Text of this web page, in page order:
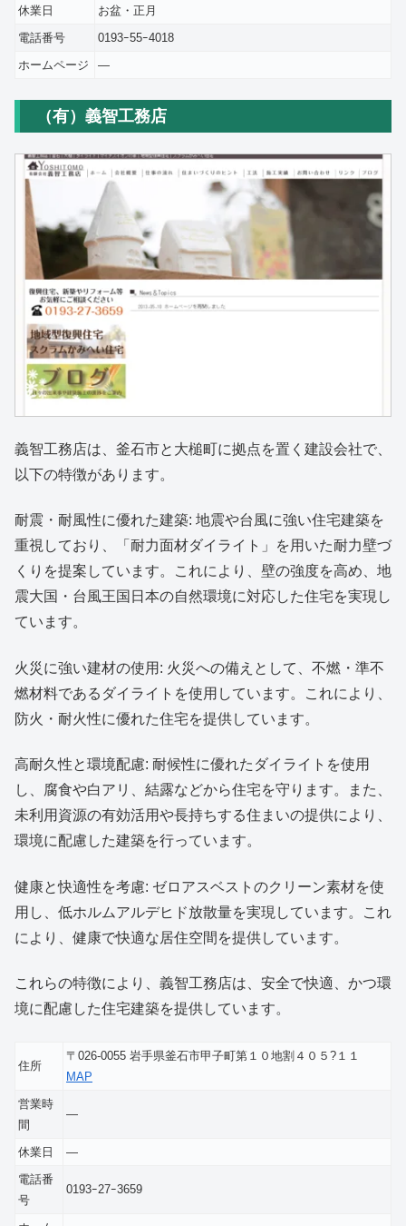
休業日
お盆・正月
電話番号
0193ｰ55ｰ4018
ホームページ
―
（有）義智工務店
義智工務店は、釜石市と大槌町に拠点を置く建設会社で、
以下の特徴があります。
耐震・耐風性に優れた建築: 地震や台風に強い住宅建築を
重視しており、「耐力面材ダイライト」を用いた耐力壁づ
くりを提案しています。これにより、壁の強度を高め、地
震大国・台風王国日本の自然環境に対応した住宅を実現し
ています。
火災に強い建材の使用: 火災への備えとして、不燃・準不
燃材料であるダイライトを使用しています。これにより、
防火・耐火性に優れた住宅を提供しています。
高耐久性と環境配慮: 耐候性に優れたダイライトを使用
し、腐食や白アリ、結露などから住宅を守ります。また、
未利用資源の有効活用や長持ちする住まいの提供により、
環境に配慮した建築を行っています。
健康と快適性を考慮: ゼロアスベストのクリーン素材を使
用し、低ホルムアルデヒド放散量を実現しています。これ
により、健康で快適な居住空間を提供しています。
これらの特徴により、義智工務店は、安全で快適、かつ環
境に配慮した住宅建築を提供しています。
住所
〒026-0055 岩手県釜石市甲子町第１０地割４０５?１１
MAP
営業時
間
―
休業日
―
電話番
号
0193ｰ27ｰ3659